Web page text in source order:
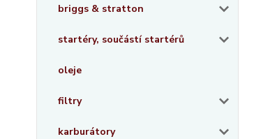
briggs & stratton
startéry, součástí startérů
oleje
filtry
karburátory